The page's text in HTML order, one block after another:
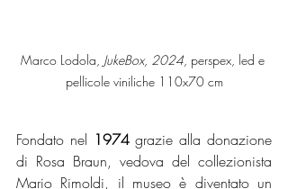
Marco Lodola, JukeBox, 2024, perspex, led e
pellicole viniliche 110x70 cm
Fondato nel 1974 grazie alla donazione
di Rosa Braun, vedova del collezionista
Mario Rimoldi, il museo è diventato un